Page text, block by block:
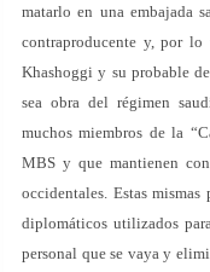
matarlo en una embajada
contraproducente y, por
Khashoggi y su probable
sea obra del régimen
muchos miembros de la
MBS y que mantienen
occidentales. Estas
diplomáticos utilizados
personal que se vaya y